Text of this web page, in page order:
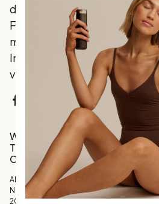
der traditionelle
Favoriten mit
marktführenden
Innovationen
vereint.
Werde Teil unserer
Tanrevel®
Community
Abonniere unseren
Newsletter und erhalte
20 % Rabatt auf